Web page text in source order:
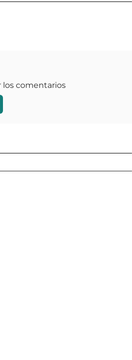
los comentarios